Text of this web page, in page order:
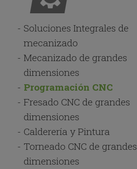
Navegación
principal
Soluciones Integrales de
mecanizado
Mecanizado de grandes
dimensiones
Programación CNC
Fresado CNC de grandes
dimensiones
Calderería y Pintura
Torneado CNC de grandes
dimensiones